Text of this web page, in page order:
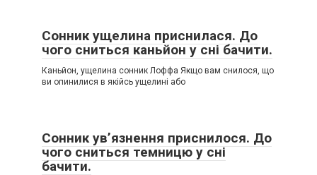
Сонник ущелина приснилася. До
чого сниться каньйон у сні бачити.
Каньйон, ущелина сонник Лоффа Якщо вам снилося, що
ви опинилися в якійсь ущелині або
Сонник ув’язнення приснилося. До
чого сниться темницю у сні
бачити.